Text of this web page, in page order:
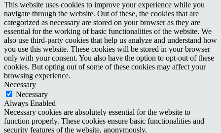
This website uses cookies to improve your experience while you
navigate through the website. Out of these, the cookies that are
categorized as necessary are stored on your browser as they are
essential for the working of basic functionalities of the website. We
also use third-party cookies that help us analyze and understand how
you use this website. These cookies will be stored in your browser
only with your consent. You also have the option to opt-out of these
cookies. But opting out of some of these cookies may affect your
browsing experience.
Necessary
Necessary
Always Enabled
Necessary cookies are absolutely essential for the website to
function properly. These cookies ensure basic functionalities and
security features of the website, anonymously.